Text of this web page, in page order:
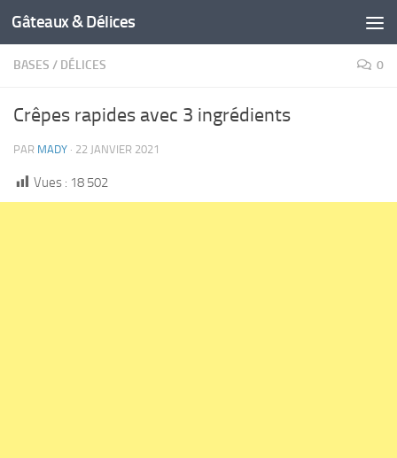
Gâteaux & Délices
BASES / DÉLICES 0
Crêpes rapides avec 3 ingrédients
PAR MADY · 22 JANVIER 2021
Vues : 18 502